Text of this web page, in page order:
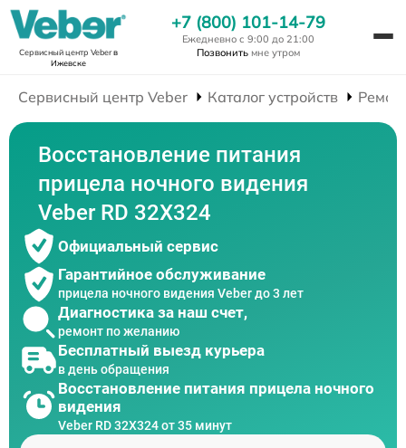
Сервисный центр Veberв
Ижевске
+7 (800) 101-14-79
Ежедневно с 9:00 до 21:00
Позвонить мне утром
Сервисный центр Veber Каталог устройств
Восстановление питания
прицела ночного видения
Veber RD 32X324
Официальный сервис
Гарантийное обслуживание
прицела ночного видения Veber до 3 лет
Диагностика за наш счет,
ремонт по желанию
Бесплатный выезд курьера
в день обращения
Восстановление питания прицела ночного
видения
Veber RD 32X324 от 35 минут